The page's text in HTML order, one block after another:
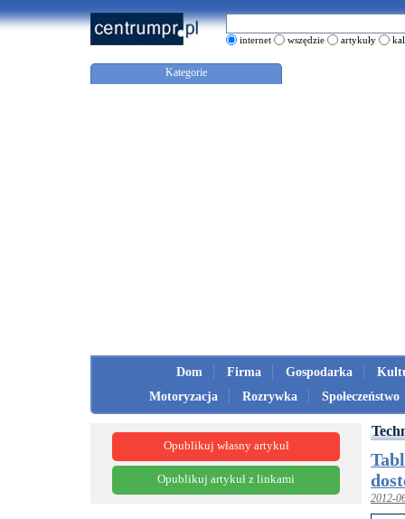
internet wszędzie artykuły
Kategorie
Dom Firma Gospodarka
Motoryzacja
Rozrywka Społeczeństwo
2012-
Opublikuj własny artykuł
Opublikuj artykuł z linkami